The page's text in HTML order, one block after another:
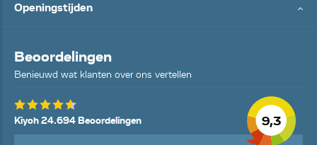
Openingstijden
Beoordelingen
Benieuwd wat klanten over ons vertellen
9,3
Kiyoh 24.694 Beoordelingen